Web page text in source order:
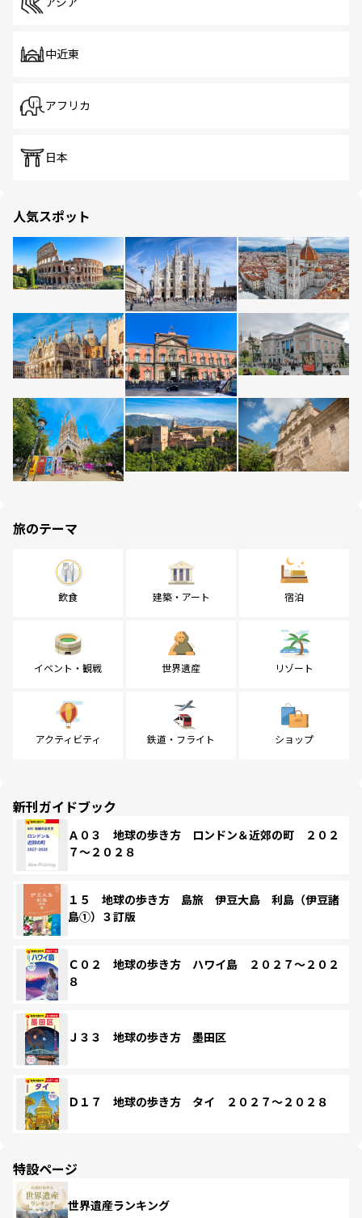
中近東
アフリカ
日本
人気スポット
旅のテーマ
飲食 建築・アート 宿泊
イベント・観戦 世界遺産 リゾート
アクティビティ 鉄道・フライト ショップ
新刊ガイドブック
Ａ０３ 地球の歩き方 ロンドン＆近郊の町 ２０２
７～２０２８
１５ 地球の歩き方 島旅 伊豆大島 利島（伊豆諸
島①）３訂版
Ｃ０２ 地球の歩き方 ハワイ島 ２０２７～２０２
８
Ｊ３３ 地球の歩き方 墨田区
Ｄ１７ 地球の歩き方 タイ ２０２７～２０２８
特設ページ
世界遺産ランキング